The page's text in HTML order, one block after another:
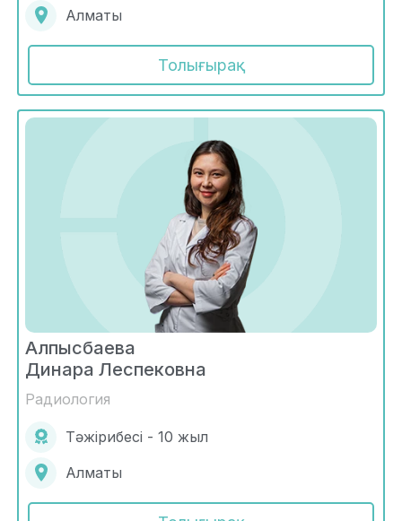
Алматы
Толығырақ
Алпысбаева
Динара Леспековна
Радиология
Тәжірибесі - 10 жыл
Алматы